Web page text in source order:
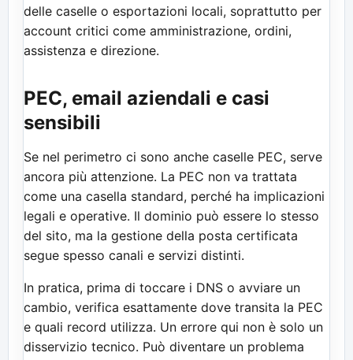
delle caselle o esportazioni locali, soprattutto per
account critici come amministrazione, ordini,
assistenza e direzione.
PEC, email aziendali e casi
sensibili
Se nel perimetro ci sono anche caselle PEC, serve
ancora più attenzione. La PEC non va trattata
come una casella standard, perché ha implicazioni
legali e operative. Il dominio può essere lo stesso
del sito, ma la gestione della posta certificata
segue spesso canali e servizi distinti.
In pratica, prima di toccare i DNS o avviare un
cambio, verifica esattamente dove transita la PEC
e quali record utilizza. Un errore qui non è solo un
disservizio tecnico. Può diventare un problema